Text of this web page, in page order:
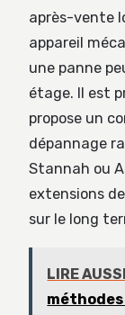
après-vente
appareil
une panne
étage. Il est
propose un
dépannage
Stannah ou
extensions
sur le long
LIRE AUSSI